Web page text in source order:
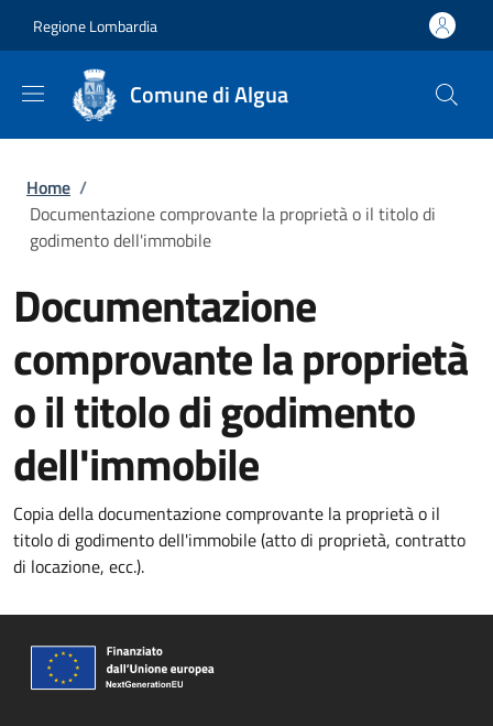
Regione Lombardia
Comune di Algua
Briciole di pane
Home /
Documentazione comprovante la proprietà o il titolo di
godimento dell'immobile
Documentazione
comprovante la proprietà
o il titolo di godimento
dell'immobile
Copia della documentazione comprovante la proprietà o il
titolo di godimento dell'immobile (atto di proprietà, contratto
di locazione, ecc.).